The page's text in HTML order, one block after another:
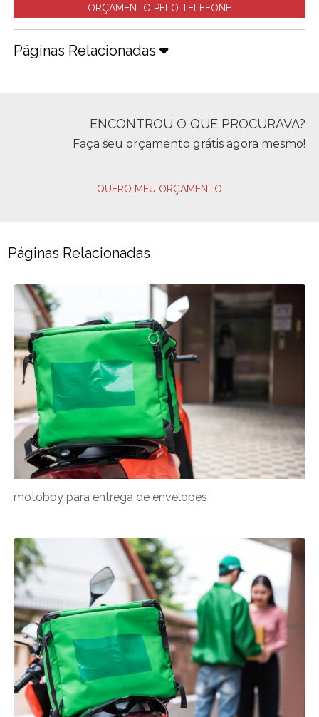
ORÇAMENTO PELO TELEFONE
Páginas Relacionadas
ENCONTROU O QUE PROCURAVA?
Faça seu orçamento grátis agora mesmo!
QUERO MEU ORÇAMENTO
Páginas Relacionadas
motoboy para entrega de envelopes